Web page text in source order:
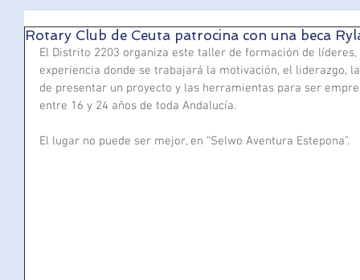
Rotary Club de Ceuta patrocina con una beca
El Distrito 2203 organiza este taller de formación de
experiencia donde se trabajará la motivación, el liderazgo,
de presentar un proyecto y las herramientas para ser
entre 16 y 24 años de toda Andalucía.
El lugar no puede ser mejor, en “Selwo Aventura Estepona”.